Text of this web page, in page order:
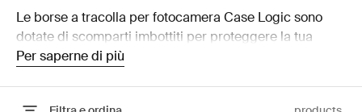
Le borse a tracolla per fotocamera Case Logic sono
dotate di scomparti imbottiti per proteggere la tua
fotocamera mentre sei in movimento.
Per saperne di più